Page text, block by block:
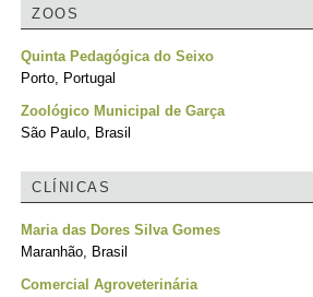
ZOOS
Quinta Pedagógica do Seixo
Porto, Portugal
Zoológico Municipal de Garça
São Paulo, Brasil
CLÍNICAS
Maria das Dores Silva Gomes
Maranhão, Brasil
Comercial Agroveterinária